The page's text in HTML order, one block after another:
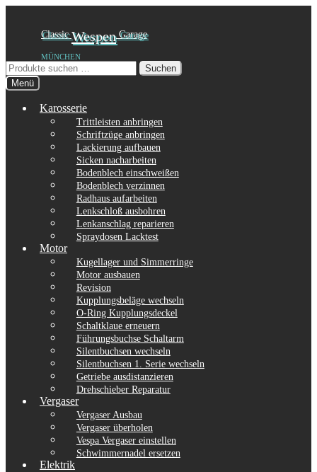
springen
springen
ClassicWespen Garage
MÜNCHEN
Suchen
nach:
Suchen
Menü
Karosserie
Trittleisten anbringen
Schriftzüge anbringen
Lackierung aufbauen
Sicken nacharbeiten
Bodenblech einschweißen
Bodenblech verzinnen
Radhaus aufarbeiten
Lenkschloß ausbohren
Lenkanschlag reparieren
Spraydosen Lacktest
Motor
Kugellager und Simmerringe
Motor ausbauen
Revision
Kupplungsbeläge wechseln
O-Ring Kupplungsdeckel
Schaltklaue erneuern
Führungsbuchse Schaltarm
Silentbuchsen wechseln
Silentbuchsen 1. Serie wechseln
Getriebe ausdistanzieren
Drehschieber Reparatur
Vergaser
Vergaser Ausbau
Vergaser überholen
Vespa Vergaser einstellen
Schwimmernadel ersetzen
Elektrik